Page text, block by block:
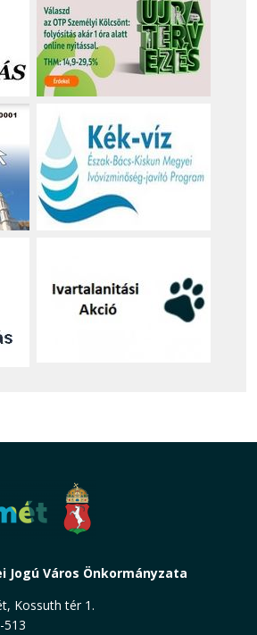
Jogú Város Önkormányzata
Kossuth tér 1.
513